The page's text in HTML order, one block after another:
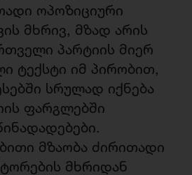
ოპოზიციური
მხრივ, მზად არის
პარტიის მიერ
ტექსტი იმ პირობით,
სრულად იქნება
ფარგლებში
მზაობა ძირითადი
მხრიდან